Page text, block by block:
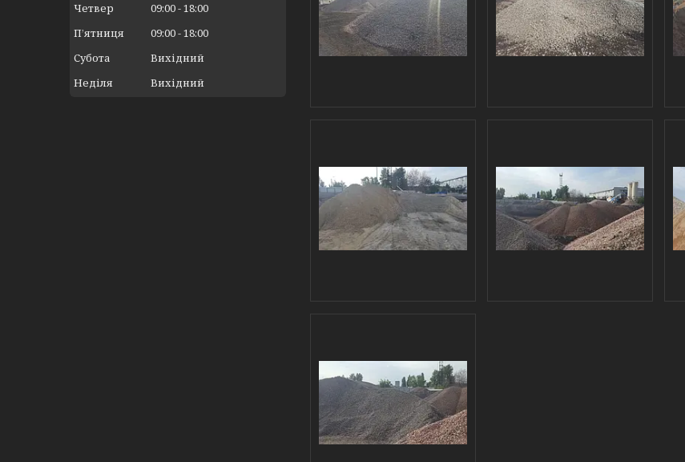
Четвер
09:00 18:00
Пʼятниця
09:00 18:00
Субота
Вихідний
Неділя
Вихідний